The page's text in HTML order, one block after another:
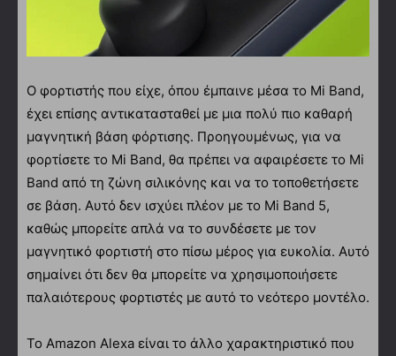
Ο φορτιστής που είχε, όπου έμπαινε μέσα το Mi Band,
έχει επίσης αντικατασταθεί με μια πολύ πιο καθαρή
μαγνητική βάση φόρτισης. Προηγουμένως, για να
φορτίσετε το Mi Band, θα πρέπει να αφαιρέσετε το Mi
Band από τη ζώνη σιλικόνης και να το τοποθετήσετε
σε βάση. Αυτό δεν ισχύει πλέον με το Mi Band 5,
καθώς μπορείτε απλά να το συνδέσετε με τον
μαγνητικό φορτιστή στο πίσω μέρος για ευκολία. Αυτό
σημαίνει ότι δεν θα μπορείτε να χρησιμοποιήσετε
παλαιότερους φορτιστές με αυτό το νεότερο μοντέλο.
Το Amazon Alexa είναι το άλλο χαρακτηριστικό που